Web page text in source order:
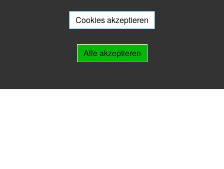
Ihnen beratend zur Seite.Cookies akzeptieren
Alle akzeptieren